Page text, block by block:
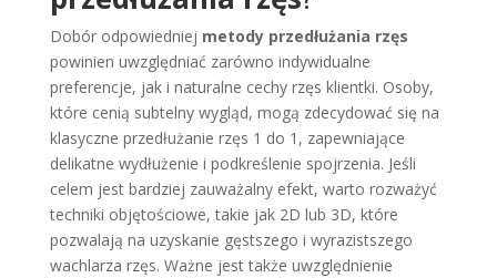
Dobór odpowiedniej metody przedłużania rzęs
powinien uwzględniać zarówno indywidualne
preferencje, jak i naturalne cechy rzęs klientki. Osoby,
które cenią subtelny wygląd, mogą zdecydować się na
klasyczne przedłużanie rzęs 1 do 1, zapewniające
delikatne wydłużenie i podkreślenie spojrzenia. Jeśli
celem jest bardziej zauważalny efekt, warto rozważyć
techniki objętościowe, takie jak 2D lub 3D, które
pozwalają na uzyskanie gęstszego i wyrazistszego
wachlarza rzęs. Ważne jest także uwzględnienie